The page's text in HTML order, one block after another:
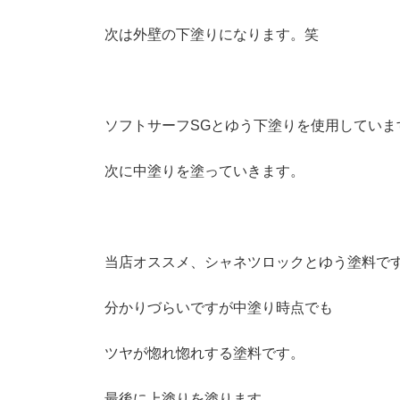
次は外壁の下塗りになります。笑
ソフトサーフSGとゆう下塗りを使用していま
次に中塗りを塗っていきます。
当店オススメ、シャネツロックとゆう塗料です
分かりづらいですが中塗り時点でも
ツヤが惚れ惚れする塗料です。